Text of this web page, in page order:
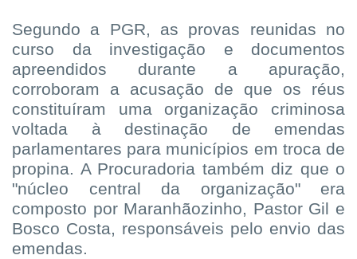
Segundo a PGR, as provas reunidas no
curso da investigação e documentos
apreendidos durante a apuração,
corroboram a acusação de que os réus
constituíram uma organização criminosa
voltada à destinação de emendas
parlamentares para municípios em troca de
propina. A Procuradoria também diz que o
"núcleo central da organização" era
composto por Maranhãozinho, Pastor Gil e
Bosco Costa, responsáveis pelo envio das
emendas.